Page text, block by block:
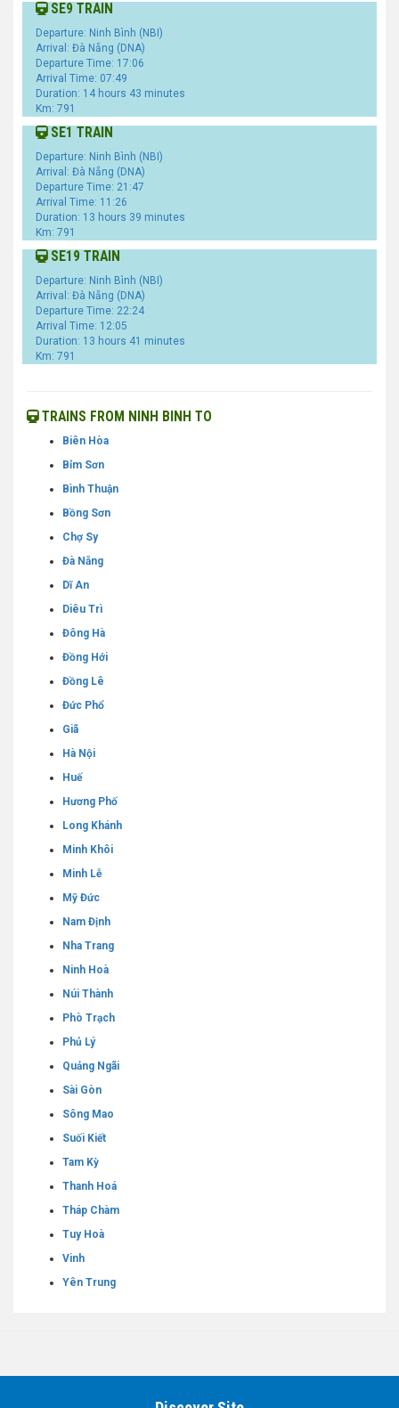
SE9 TRAIN
Departure: Ninh Bình (NBI)
Arrival: Đà Nẵng (DNA)
Departure Time: 17:06
Arrival Time: 07:49
Duration: 14 hours 43 minutes
Km: 791
SE1 TRAIN
Departure: Ninh Bình (NBI)
Arrival: Đà Nẵng (DNA)
Departure Time: 21:47
Arrival Time: 11:26
Duration: 13 hours 39 minutes
Km: 791
SE19 TRAIN
Departure: Ninh Bình (NBI)
Arrival: Đà Nẵng (DNA)
Departure Time: 22:24
Arrival Time: 12:05
Duration: 13 hours 41 minutes
Km: 791
TRAINS FROM NINH BINH TO
Biên Hòa
Bỉm Sơn
Bình Thuận
Bồng Sơn
Chợ Sy
Đà Nẵng
Dĩ An
Diêu Trì
Đông Hà
Đồng Hới
Đồng Lê
Đức Phổ
Giã
Hà Nội
Huế
Hương Phố
Long Khánh
Minh Khôi
Minh Lễ
Mỹ Đức
Nam Định
Nha Trang
Ninh Hoà
Núi Thành
Phò Trạch
Phủ Lý
Quảng Ngãi
Sài Gòn
Sông Mao
Suối Kiết
Tam Kỳ
Thanh Hoá
Tháp Chàm
Tuy Hoà
Vinh
Yên Trung